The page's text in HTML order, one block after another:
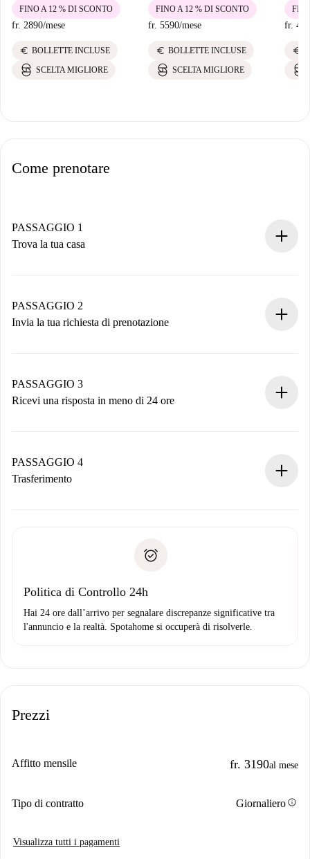
fr. 2890/mese
FINO A 12 % DI SCONTO
euro BOLLETTE INCLUSE
SCELTA MIGLIORE
fr. 5590/mese
FINO A 12 % DI SCONTO
euro BOLLETTE INCLUSE
SCELTA MIGLIORE
fr.
euro
Come prenotare
PASSAGGIO 1
Trova la tua casa
Hai tutte le informazioni necessarie in anticipo.
PASSAGGIO 2
Invia la tua richiesta di prenotazione
non accetta.
PASSAGGIO 3
Ricevi una risposta in meno di 24 ore
contatto con il proprietario.
Se rifiutata: non ti addebiteremo nulla e ti proporremo
Domiciliazione del pagamento
PASSAGGIO 4
Trasferimento
solo se non segnali problemi.
Politica di Controllo 24h
Hai 24 ore dall’arrivo per segnalare discrepanze significative tra
l'annuncio e la realtà. Spotahome si occuperà di risolverle.
Prezzi
Affitto mensile fr. 3190al mese
Tipo di contratto Giornalieroinfo
Visualizza tutti i pagamenti